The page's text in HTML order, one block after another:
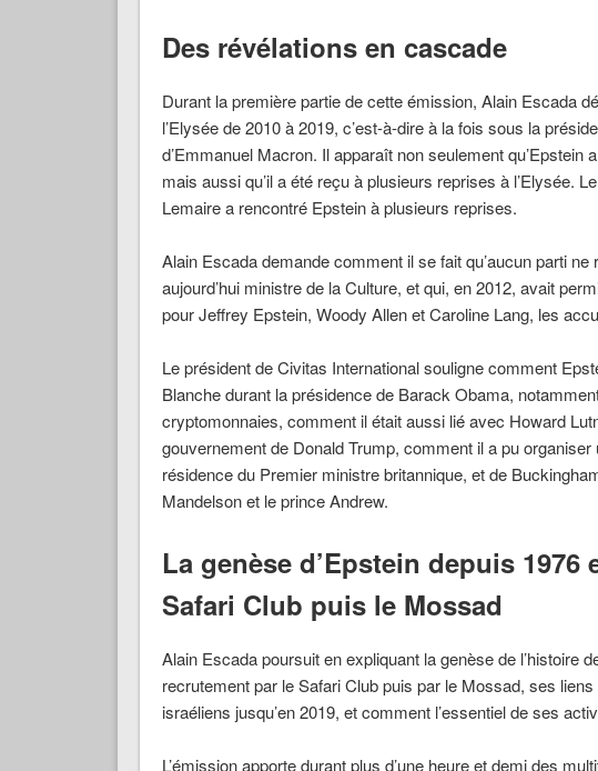
Des révélations en cascade
Durant la première partie de cette émission, Alain Escada
l’Elysée de 2010 à 2019, c’est-à-dire à la fois sous la
d’Emmanuel Macron. Il apparaît non seulement qu’Epstein
mais aussi qu’il a été reçu à plusieurs reprises à l’Elysée.
Lemaire a rencontré Epstein à plusieurs reprises.
Alain Escada demande comment il se fait qu’aucun parti
aujourd’hui ministre de la Culture, et qui, en 2012, avait
pour Jeffrey Epstein, Woody Allen et Caroline Lang, les
Le président de Civitas International souligne comment
Blanche durant la présidence de Barack Obama,
cryptomonnaies, comment il était aussi lié avec Howard
gouvernement de Donald Trump, comment il a pu
résidence du Premier ministre britannique, et de
Mandelson et le prince Andrew.
La genèse d’Epstein depuis
Safari Club puis le Mossad
Alain Escada poursuit en expliquant la genèse de l’histoire
recrutement par le Safari Club puis par le Mossad, ses
israéliens jusqu’en 2019, et comment l’essentiel de ses
L’émission apporte durant plus d’une heure et demi des